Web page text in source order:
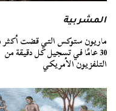
المشربية
ماريون ستوكس التي قضت
30 عامًا في تسجيل كل دقيقة من
التلفزيون الأمريكي